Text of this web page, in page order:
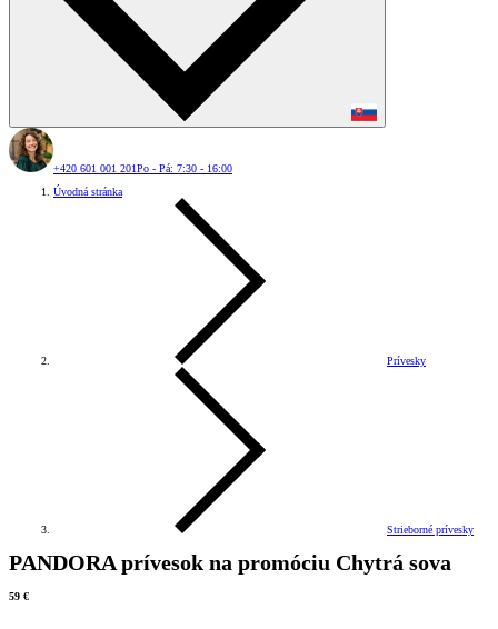
+420 601 001 201Po - Pá: 7:30 - 16:00
Úvodná stránka
Prívesky
Strieborné prívesky
PANDORA prívesok na promóciu Chytrá sova
59 €